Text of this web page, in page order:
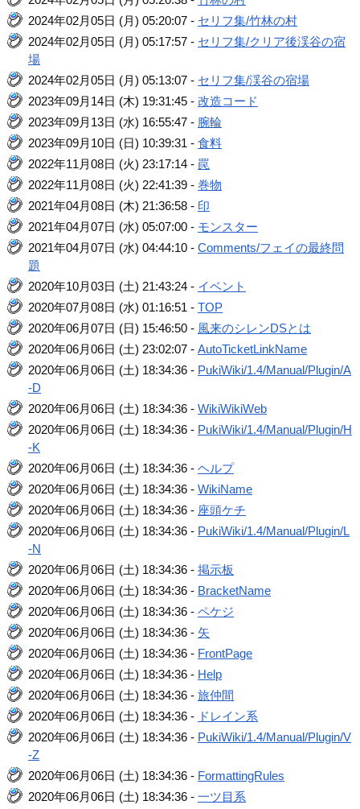
2024年02月05日 (月) 05:20:07 - セリフ集/竹林の村
2024年02月05日 (月) 05:17:57 - セリフ集/クリア後渓谷の宿
場
2024年02月05日 (月) 05:13:07 - セリフ集/渓谷の宿場
2023年09月14日 (木) 19:31:45 -改造コード
2023年09月13日 (水) 16:55:47 - 腕輪
2023年09月10日 (日) 10:39:31 -食料
2022年11月08日 (火) 23:17:14 - 罠
2022年11月08日 (火) 22:41:39 -巻物
2021年04月08日 (木) 21:36:58 - 印
2021年04月07日 (水) 05:07:00 - モンスター
2021年04月07日 (水) 04:44:10 -Comments/フェイの最終問
題
2020年10月03日 (土) 21:43:24 - イベント
2020年07月08日 (水) 01:16:51 -TOP
2020年06月07日 (日) 15:46:50 - 風来のシレンDSとは
2020年06月06日 (土) 23:02:07 -AutoTicketLinkName
2020年06月06日 (土) 18:34:36 - PukiWiki/1.4/Manual/Plugin/A
-D
2020年06月06日 (土) 18:34:36 -WikiWikiWeb
2020年06月06日 (土) 18:34:36 - PukiWiki/1.4/Manual/Plugin/H
-K
2020年06月06日 (土) 18:34:36 -ヘルプ
2020年06月06日 (土) 18:34:36 -WikiName
2020年06月06日 (土) 18:34:36 - 座頭ケチ
2020年06月06日 (土) 18:34:36 - PukiWiki/1.4/Manual/Plugin/L
-N
2020年06月06日 (土) 18:34:36 -掲示板
2020年06月06日 (土) 18:34:36 - BracketName
2020年06月06日 (土) 18:34:36 -ペケジ
2020年06月06日 (土) 18:34:36 - 矢
2020年06月06日 (土) 18:34:36 - FrontPage
2020年06月06日 (土) 18:34:36 - Help
2020年06月06日 (土) 18:34:36 -旅仲間
2020年06月06日 (土) 18:34:36 - ドレイン系
2020年06月06日 (土) 18:34:36 - PukiWiki/1.4/Manual/Plugin/V
-Z
2020年06月06日 (土) 18:34:36 - FormattingRules
2020年06月06日 (土) 18:34:36 -一ツ目系